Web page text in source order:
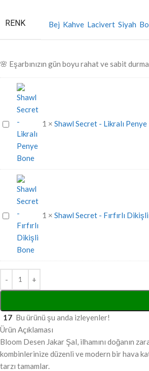
RENK Bej Kahve Lacivert Siyah
🌸 Eşarbınızın gün boyu rahat ve sabit
Shawl
Secret
Likralı
Penye
Bone
1 × Shawl Secret - Likralı
Shawl
Secret
Fırfırlı
Dikişli
Bone
1 × Shawl Secret - Fırfırlı
17 Bu ürünü şu anda izleyenler!
Ürün Açıklaması
Bloom Desen Jakar Şal, ilhamını doğanın
kombinlerinize düzenli ve modern bir hava
tarzı tamamlar.